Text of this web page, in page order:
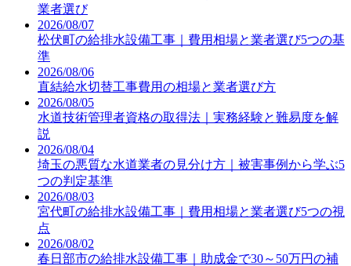
業者選び
2026/08/07
松伏町の給排水設備工事｜費用相場と業者選び5つの基
準
2026/08/06
直結給水切替工事費用の相場と業者選び方
2026/08/05
水道技術管理者資格の取得法｜実務経験と難易度を解
説
2026/08/04
埼玉の悪質な水道業者の見分け方｜被害事例から学ぶ5
つの判定基準
2026/08/03
宮代町の給排水設備工事｜費用相場と業者選び5つの視
点
2026/08/02
春日部市の給排水設備工事｜助成金で30～50万円の補